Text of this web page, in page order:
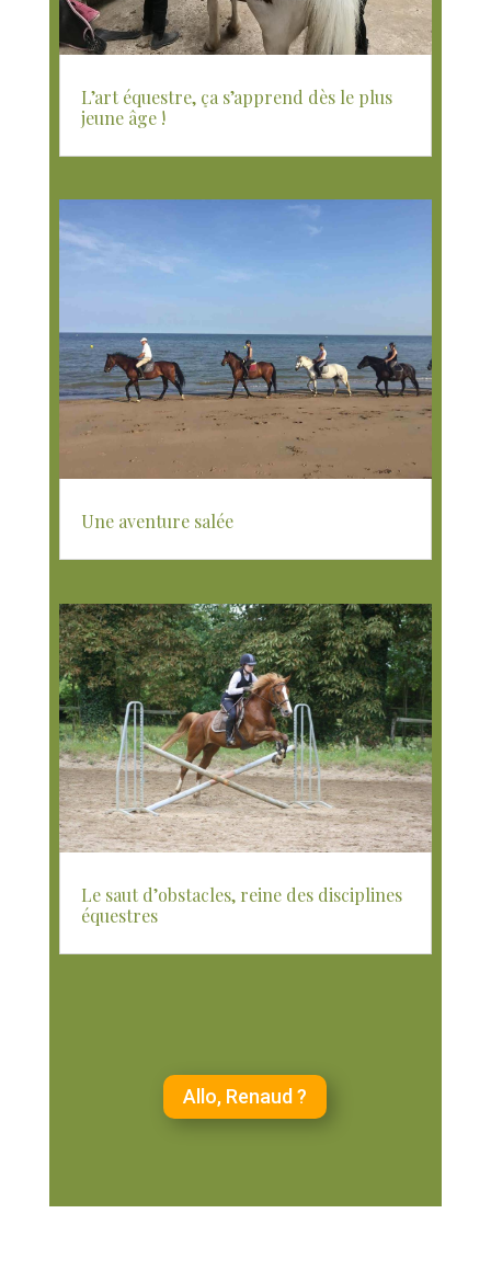
L’art équestre, ça s’apprend dès le plus
jeune âge !
Une aventure salée
Le saut d’obstacles, reine des disciplines
équestres
Allo, Renaud ?